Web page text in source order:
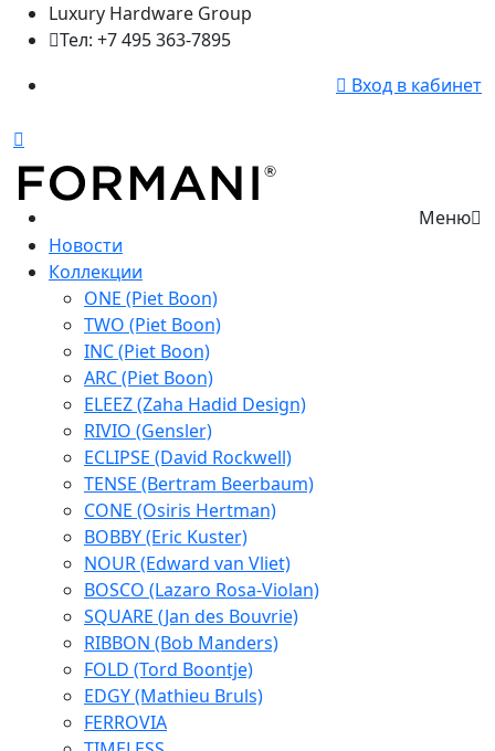
Luxury Hardware Group
Тел: +7 495 363-7895
Вход в кабинет
Меню
Новости
Коллекции
ONE (Piet Boon)
TWO (Piet Boon)
INC (Piet Boon)
ARC (Piet Boon)
ELEEZ (Zaha Hadid Design)
RIVIO (Gensler)
ECLIPSE (David Rockwell)
TENSE (Bertram Beerbaum)
CONE (Osiris Hertman)
BOBBY (Eric Kuster)
NOUR (Edward van Vliet)
BOSCO (Lazaro Rosa-Violan)
SQUARE (Jan des Bouvrie)
RIBBON (Bob Manders)
FOLD (Tord Boontje)
EDGY (Mathieu Bruls)
FERROVIA